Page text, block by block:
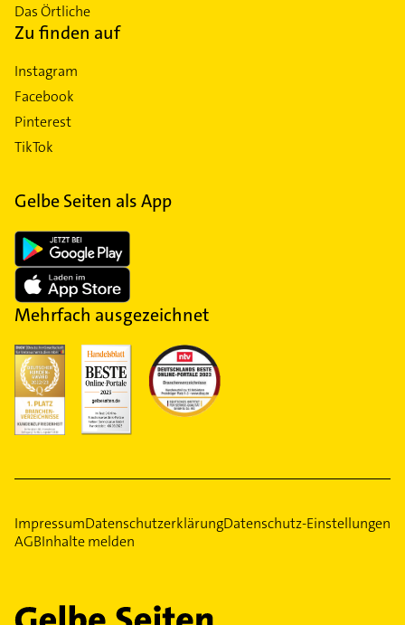
Das Örtliche
Zu finden auf
Instagram
Facebook
Pinterest
TikTok
Gelbe Seiten als App
Mehrfach ausgezeichnet
ImpressumDatenschutzerklärungDatenschutz-Einstellungen
AGBInhalte melden